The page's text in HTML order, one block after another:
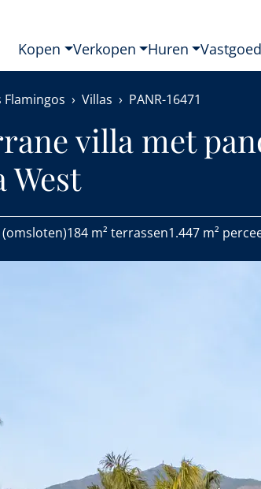
Kopen Verkopen Huren
Flamingos Villas PANR-16471
villa met
West
(omsloten)184 m² terrassen1.447 m²